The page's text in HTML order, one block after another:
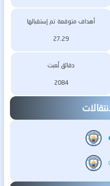
أهداف متوقعة تم إستقبالها
27.29
دقائق لُعبت
2084